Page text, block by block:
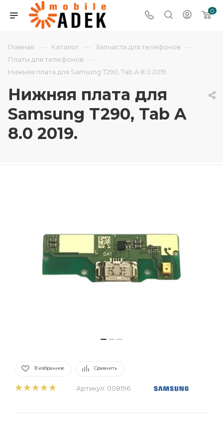
0
Главная — Каталог — Запчасти для телефонов —
Платы для телефонов —
Нижняя плата для Samsung T290, Tab A 8.0 2019.
Нижняя плата для
Samsung T290, Tab A
8.0 2019.
В избранное Сравнить
Артикул: 008196